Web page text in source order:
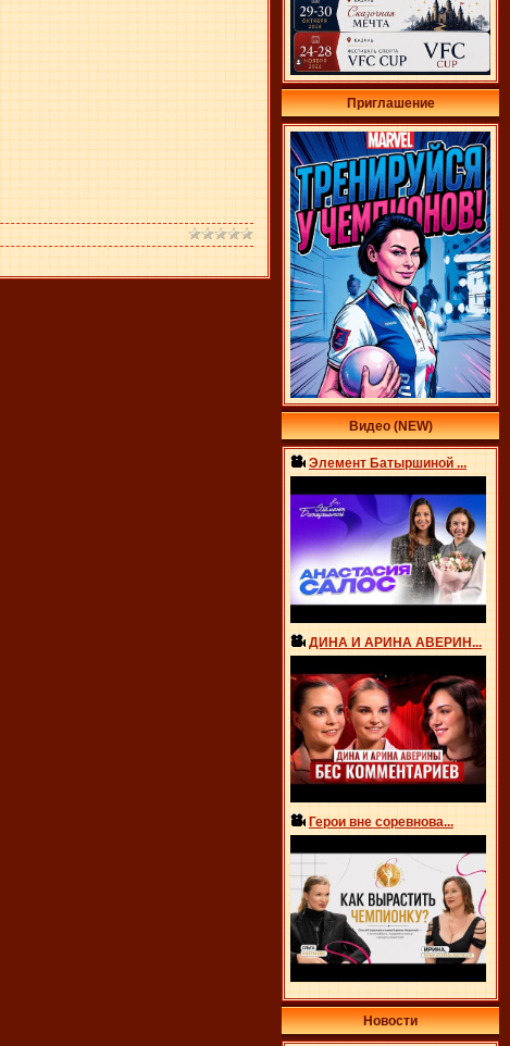
Приглашение
Видео (NEW)
Элемент Батыршиной ...
ДИНА И АРИНА АВЕРИН...
Герои вне соревнова...
Новости